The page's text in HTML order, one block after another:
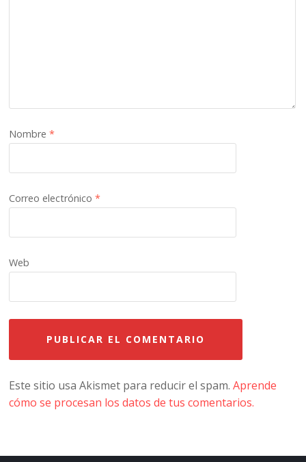
Nombre*
Correo electrónico*
Web
Este sitio usa Akismet para reducir el spam.Aprende
cómo se procesan los datos de tus comentarios.